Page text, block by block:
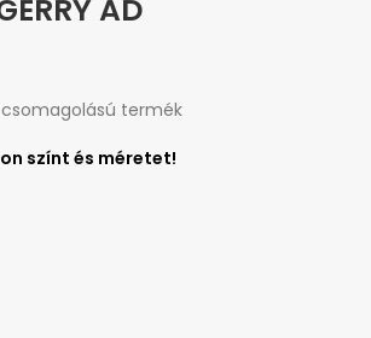
AD
termék